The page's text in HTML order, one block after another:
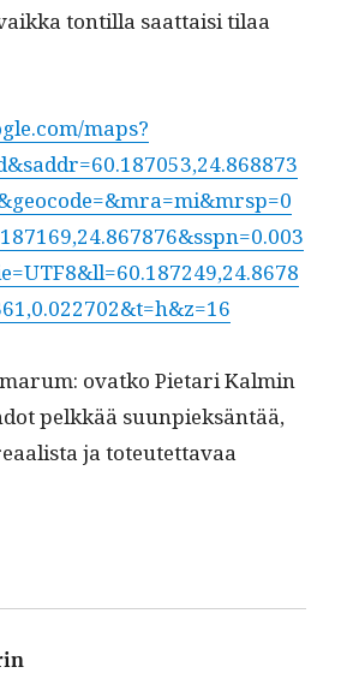
ton­til­la saat­taisi tilaa
maps?
ovatko Pietari Kalmin
pelkkää suun­piek­sän­tää,
ja toteutet­tavaa